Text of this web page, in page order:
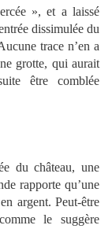
», et a laissé
dissimulée du
trace n’en a
grotte, qui aurait
être comblée
du château, une
rapporte qu’une
argent. Peut-être
le suggère